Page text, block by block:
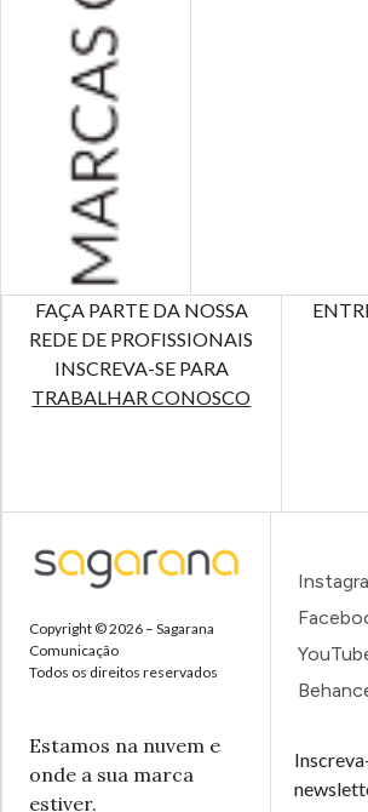
FAÇA PARTE DA NOSSA
REDE DE PROFISSIONAIS
INSCREVA-SE PARA
TRABALHAR CONOSCO
Copyright © 2026 – Sagarana
Comunicação
Todos os direitos reservados
Estamos na nuvem e
onde a sua marca
estiver.